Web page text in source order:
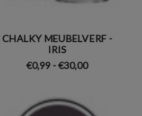
CHALKY MEUBELVERF -
IRIS
€0,99 - €30,00